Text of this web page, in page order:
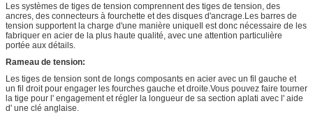
Les systèmes de tiges de tension comprennent des tiges de tension, des
ancres, des connecteurs à fourchette et des disques d'ancrage.Les barres de
tension supportent la charge d'une manière uniqueIl est donc nécessaire de les
fabriquer en acier de la plus haute qualité, avec une attention particulière
portée aux détails.
Rameau de tension:
Les tiges de tension sont de longs composants en acier avec un fil gauche et
un fil droit pour engager les fourches gauche et droite.Vous pouvez faire tourner
la tige pour l' engagement et régler la longueur de sa section aplati avec l' aide
d' une clé anglaise.